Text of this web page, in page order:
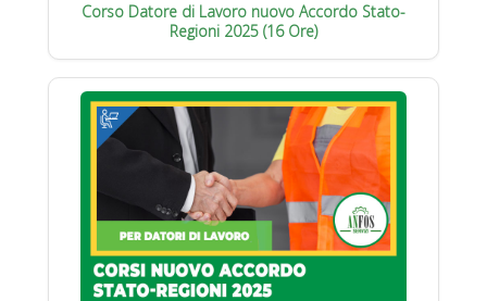
Corso Datore di Lavoro nuovo Accordo Stato-
Regioni 2025 (16 Ore)